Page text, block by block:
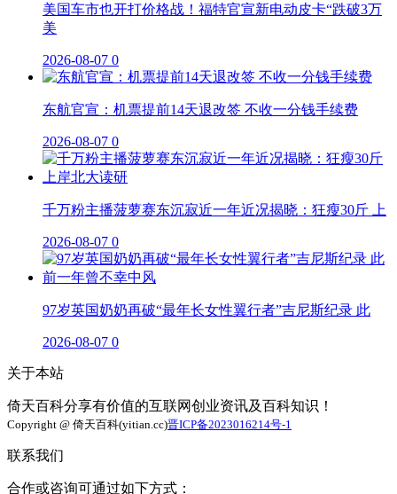
美国车市也开打价格战！福特官宣新电动皮卡“跌破3万
美
2026-08-07 0
东航官宣：机票提前14天退改签 不收一分钱手续费
2026-08-07 0
千万粉主播菠萝赛东沉寂近一年近况揭晓：狂瘦30斤 上
2026-08-07 0
97岁英国奶奶再破“最年长女性翼行者”吉尼斯纪录 此
2026-08-07 0
关于本站
倚天百科分享有价值的互联网创业资讯及百科知识！
Copyright @ 倚天百科(yitian.cc)晋ICP备2023016214号-1
联系我们
合作或咨询可通过如下方式：